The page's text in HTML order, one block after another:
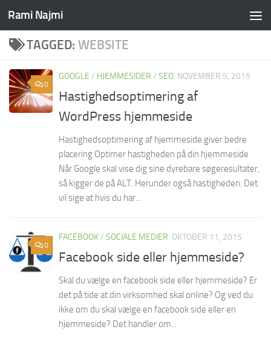
Skip to content
Rami Najmi
TAGGED: WEBSITE
0
GOOGLE / HJEMMESIDER / SEO NOVEMBER 5, 2015
Hastighedsoptimering af
WordPress hjemmeside
Hastighedsoptimering af hjemmeside giver bedre
placering Optimer hastigheden på din hjemmeside
Når Google skal vise dig sine dyrebare søgeresultater,
så kigger de på ALT. Herunder også hastigheden. Det
vil sige at hvis du har...
0
FACEBOOK/ SOCIALE MEDIER OKTOBER 11, 2015
Facebook side eller hjemmeside?
Skal du vælge en facebook side eller hjemmeside? Er
det på tide at din virksomhed skal online? Og ved du
ikke om du skal vælge en facebook side eller en
hjemmeside? Det handler om...